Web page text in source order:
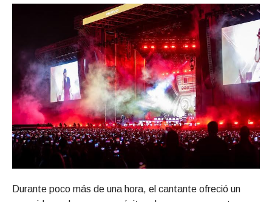
Durante poco más de una hora, el cantante ofreció un